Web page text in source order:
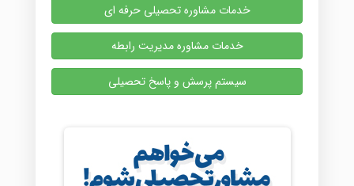
خدمات مشاوره تحصیلی حرفه ای
خدمات مشاوره مدیریت رابطه
سیستم پرسش و پاسخ تحصیلی